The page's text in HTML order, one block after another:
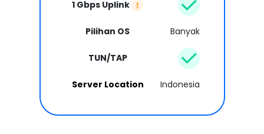
1 Gbps Uplink
Pilihan OS Banyak
TUN/TAP
Server Location Indonesia